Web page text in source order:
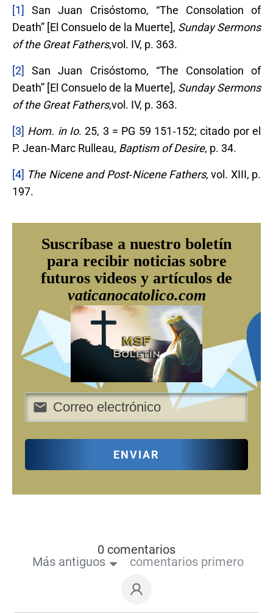
[1]
San Juan Crisóstomo, “The Consolation of
Death” [El Consuelo de la Muerte], Sunday Sermons
of the Great Fathers,vol. IV, p. 363.
[2]
San Juan Crisóstomo, “The Consolation of
Death” [El Consuelo de la Muerte], Sunday Sermons
of the Great Fathers,vol. IV, p. 363.
[3] Hom. in Io. 25, 3 = PG 59 151‐152; citado por el
P. Jean‐Marc Rulleau, Baptism of Desire, p. 34.
[4] The Nicene and Post‐Nicene Fathers, vol. XIII, p.
197.
Suscríbase a nuestro boletín
para recibir noticias sobre
futuros videos y artículos de
vaticanocatolico.com
ENVIAR
0 comentarios
Más antiguos
comentarios primero